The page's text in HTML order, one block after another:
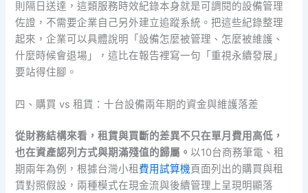
則隔日送達，這類服務時效紀錄本身就是可調閱的設備管理
佐證，不需要企業自己另外建立追蹤系統。把這些紀錄整理
起來，企業可以具體說明「設備怎麼被管理、怎麼被維護、
什麼時候會退場」，這比在報告裡寫一句「重視永續發展」
要站得住腳。
四、購買 vs 租賃：十台設備兩年期的資金與維護落差
從財務結構來看，租賃與買斷的差異不只在單月費用高低，
也在資產認列方式與期滿殘值的歸屬。以10台商務筆電、租
期兩年為例，根據台灣小租 費用試算機頁面列出的購買與租
賃對照假設，兩種模式在現金流與後續管理上呈現明顯落